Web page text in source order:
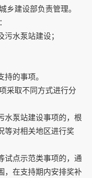
乡建设部负责管理。
污水泵站建设；
持的事项。
采取不同方式进行分
水泵站建设事项的，根
等对相关地区进行奖
试点示范类事项的，通
，在支持期内安排奖补